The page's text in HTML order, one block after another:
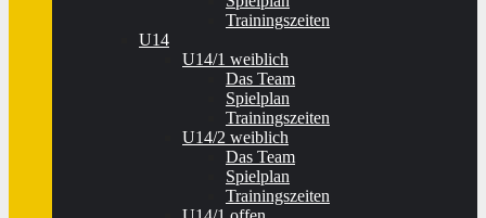
Trainingszeiten
U14
U14/1 weiblich
Das Team
Spielplan
Trainingszeiten
U14/2 weiblich
Das Team
Spielplan
Trainingszeiten